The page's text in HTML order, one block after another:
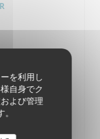
を利用し
自身でク
よび管理
Smirnoff,
Captain